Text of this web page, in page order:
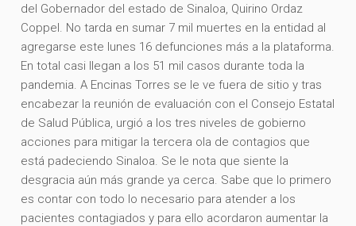
del Gobernador del estado de Sinaloa, Quirino Ordaz
Coppel. No tarda en sumar 7 mil muertes en la entidad al
agregarse este lunes 16 defunciones más a la plataforma.
En total casi llegan a los 51 mil casos durante toda la
pandemia. A Encinas Torres se le ve fuera de sitio y tras
encabezar la reunión de evaluación con el Consejo Estatal
de Salud Pública, urgió a los tres niveles de gobierno
acciones para mitigar la tercera ola de contagios que
está padeciendo Sinaloa. Se le nota que siente la
desgracia aún más grande ya cerca. Sabe que lo primero
es contar con todo lo necesario para atender a los
pacientes contagiados y para ello acordaron aumentar la